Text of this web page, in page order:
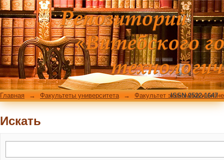
Искать
Главная → Факультеты университета → Факультет экономики и
ISSN 2522-1647
Искать